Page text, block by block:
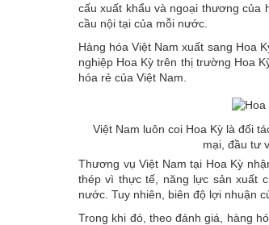
cấu xuất khẩu và ngoại thương của
cầu nội tại của mỗi nước.
Hàng hóa Việt Nam xuất sang Hoa
nghiệp Hoa Kỳ trên thị trường Hoa
hóa rẻ của Việt Nam.
Việt Nam luôn coi Hoa Kỳ là đối
mại, đầu tư
Thương vụ Việt Nam tại Hoa Kỳ
thép vì thực tế, năng lực sản xuất
nước. Tuy nhiên, biên độ lợi nhuận
Trong khi đó, theo đánh giá, hàng